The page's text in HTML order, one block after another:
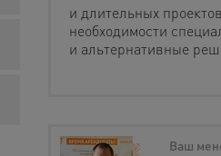
и длительных
необходимости
и альтернативные
Ваш